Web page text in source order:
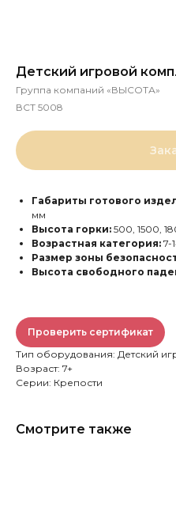
Детский игровой
Группа компаний «ВЫСОТА»
ВСТ 5008
Габариты готового
мм
Высота горки: 500, 1500,
Возрастная категория: 7-
Размер зоны
Высота свободного
Проверить сертификат
Тип оборудования: Детский
Возраст: 7+
Серии: Крепости
Смотрите также